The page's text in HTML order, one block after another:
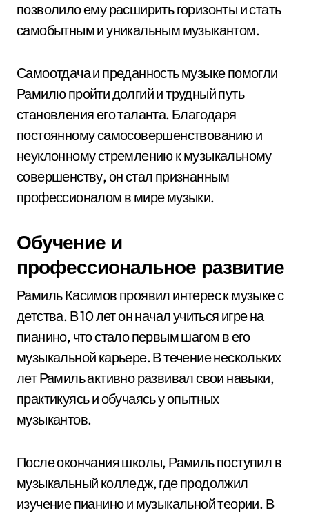
позволило ему расширить горизонты и стать
самобытным и уникальным музыкантом.
Самоотдача и преданность музыке помогли
Рамилю пройти долгий и трудный путь
становления его таланта. Благодаря
постоянному самосовершенствованию и
неуклонному стремлению к музыкальному
совершенству, он стал признанным
профессионалом в мире музыки.
Обучение и
профессиональное развитие
Рамиль Касимов проявил интерес к музыке с
детства. В 10 лет он начал учиться игре на
пианино, что стало первым шагом в его
музыкальной карьере. В течение нескольких
лет Рамиль активно развивал свои навыки,
практикуясь и обучаясь у опытных
музыкантов.
После окончания школы, Рамиль поступил в
музыкальный колледж, где продолжил
изучение пианино и музыкальной теории. В